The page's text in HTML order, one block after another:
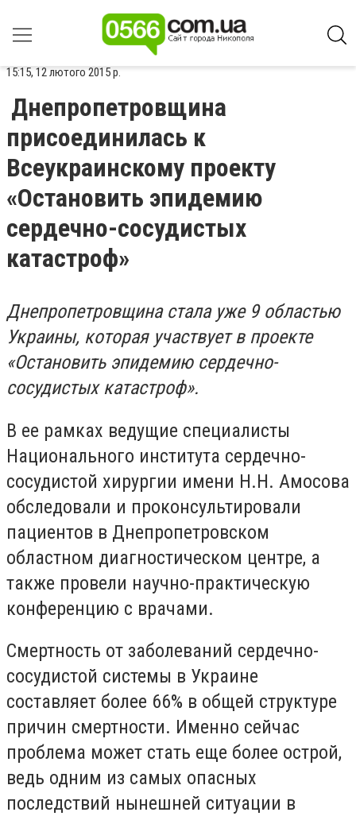
15:15, 12 лютого 2015 р.
Днепропетровщина
присоединилась к
Всеукраинскому проекту
«Остановить эпидемию
сердечно-сосудистых
катастроф»
Днепропетровщина стала уже 9 областью
Украины, которая участвует в проекте
«Остановить эпидемию сердечно-
сосудистых катастроф».
В ее рамках ведущие специалисты
Национального института сердечно-
сосудистой хирургии имени Н.Н. Амосова
обследовали и проконсультировали
пациентов в Днепропетровском
областном диагностическом центре, а
также провели научно-практическую
конференцию с врачами.
Смертность от заболеваний сердечно-
сосудистой системы в Украине
составляет более 66% в общей структуре
причин смертности. Именно сейчас
проблема может стать еще более острой,
ведь одним из самых опасных
последствий нынешней ситуации в